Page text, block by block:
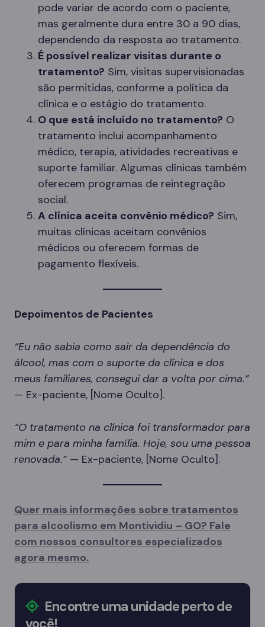
pode variar de acordo com o paciente,
mas geralmente dura entre 30 a 90 dias,
dependendo da resposta ao tratamento.
É possível realizar visitas durante o
tratamento? Sim, visitas supervisionadas
são permitidas, conforme a política da
clínica e o estágio do tratamento.
O que está incluído no tratamento? O
tratamento inclui acompanhamento
médico, terapia, atividades recreativas e
suporte familiar. Algumas clínicas também
oferecem programas de reintegração
social.
A clínica aceita convênio médico? Sim,
muitas clínicas aceitam convênios
médicos ou oferecem formas de
pagamento flexíveis.
Depoimentos de Pacientes
“Eu não sabia como sair da dependência do
álcool, mas com o suporte da clínica e dos
meus familiares, consegui dar a volta por cima.”
— Ex-paciente, [Nome Oculto].
“O tratamento na clínica foi transformador para
mim e para minha família. Hoje, sou uma pessoa
renovada.” — Ex-paciente, [Nome Oculto].
Quer mais informações sobre tratamentos
para alcoolismo em Montividiu – GO? Fale
com nossos consultores especializados
agora mesmo.
Encontre uma unidade perto de